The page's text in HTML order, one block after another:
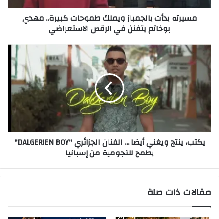
مسيرته بدأت بالجمباز ويملك طموحات كبيرة.. مهدي
بوخاتم يتفنن في الرقص الاستعراضي
يكتب، ينتج ويغني أيضا ... الفنان الجزائري "DALGERIEN BOY"
يطمح للنجومية من إسبانيا
مقالات ذات صلة